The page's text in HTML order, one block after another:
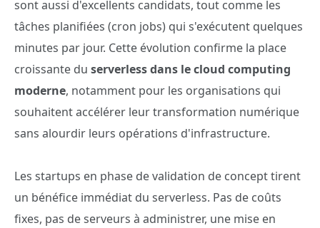
sont aussi d'excellents candidats, tout comme les
tâches planifiées (cron jobs) qui s'exécutent quelques
minutes par jour. Cette évolution confirme la place
croissante du serverless dans le cloud computing
moderne, notamment pour les organisations qui
souhaitent accélérer leur transformation numérique
sans alourdir leurs opérations d'infrastructure.
Les startups en phase de validation de concept tirent
un bénéfice immédiat du serverless. Pas de coûts
fixes, pas de serveurs à administrer, une mise en